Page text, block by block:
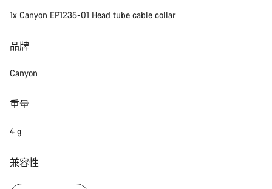
1x Canyon EP1235-01 Head tube cable collar
品牌
Canyon
重量
4 g
兼容性